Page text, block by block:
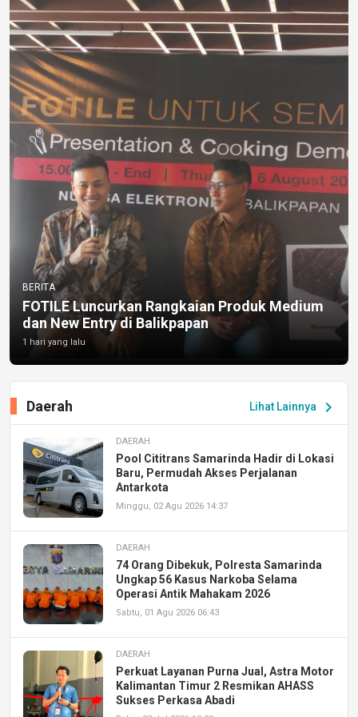
BERITA
FOTILE Luncurkan Rangkaian Produk Medium
dan New Entry di Balikpapan
1 hari yang lalu
Lihat Lainnya chevron_right
Daerah
DAERAH
Pool Cititrans Samarinda Hadir di Lokasi
Baru, Permudah Akses Perjalanan
Antarkota
Minggu, 02 Agu 2026 14:37
DAERAH
74 Orang Dibekuk, Polresta Samarinda
Ungkap 56 Kasus Narkoba Selama
Operasi Antik Mahakam 2026
Sabtu, 01 Agu 2026 06:43
DAERAH
Perkuat Layanan Purna Jual, Astra Motor
Kalimantan Timur 2 Resmikan AHASS
Sukses Perkasa Abadi